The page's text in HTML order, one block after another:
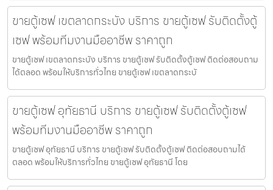
ขายตู้เซฟ เขตลาดกระบัง บริการ ขายตู้เซฟ รับติดตั้งตู้
เซฟ พร้อมทีมงานมืออาชีพ ราคาถูก
ขายตู้เซฟ เขตลาดกระบัง บริการ ขายตู้เซฟ รับติดตั้งตู้เซฟ ติดต่อสอบถาม
ได้ตลอด พร้อมให้บริการทั่วไทย ขายตู้เซฟ เขตลาดกระบั
ขายตู้เซฟ อุทัยธานี บริการ ขายตู้เซฟ รับติดตั้งตู้เซฟ
พร้อมทีมงานมืออาชีพ ราคาถูก
ขายตู้เซฟ อุทัยธานี บริการ ขายตู้เซฟ รับติดตั้งตู้เซฟ ติดต่อสอบถามได้
ตลอด พร้อมให้บริการทั่วไทย ขายตู้เซฟ อุทัยธานี โดย